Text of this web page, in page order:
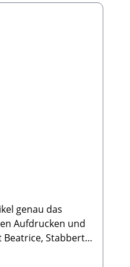
genau das
Aufdrucken und
Beatrice, Stabbert